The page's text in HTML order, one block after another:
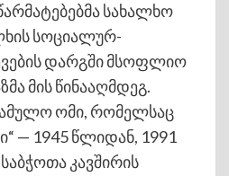
სახალხო
სოციალურ-
დარგში მსოფლიო
მის წინააღმდეგ.
ომი, რომელსაც
— 1945 წლიდან, 1991
კავშირის